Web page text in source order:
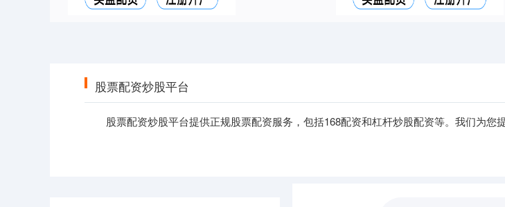
股票配资炒股平台
股票配资炒股平台提供正规股票配资服务，包括168配资和杠杆炒股配资等。我们为您